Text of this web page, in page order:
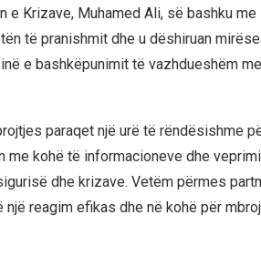
e Krizave, Muhamed Ali, së bashku
të pranishmit dhe u dëshiruan
e bashkëpunimit të vazhdueshëm
paraqet një urë të rëndësishme
kohë të informacioneve dhe
dhe krizave. Vetëm përmes
reagim efikas dhe në kohë për